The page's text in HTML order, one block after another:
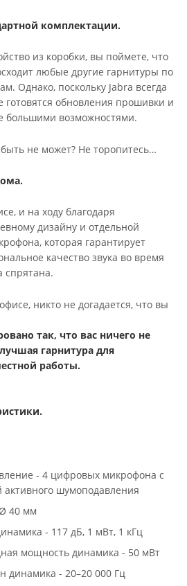
комплектации.
из коробки, вы поймете, что
любые другие гарнитуры по
Однако, поскольку Jabra всегда
обновления прошивки и
большими возможностями.
не может? Не торопитесь…
и на ходу благодаря
дизайну и отдельной
которая гарантирует
качество звука во время
спрятана.
никто не догадается, что вы
так, что вас ничего не
гарнитура для
работы.
- 4 цифровых микрофона с
активного шумоподавления
40 мм
- 117 дБ, 1 мВт, 1 кГц
мощность динамика - 50 мВт
динамика - 20–20 000 Гц